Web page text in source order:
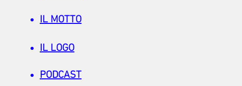
IL MOTTO
IL LOGO
PODCAST